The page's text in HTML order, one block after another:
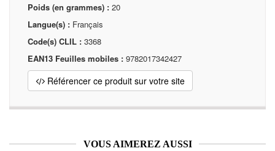
Poids (en grammes) : 20
Langue(s) : Français
Code(s) CLIL : 3368
EAN13 Feuilles mobiles : 9782017342427
Référencer ce produit sur votre site
VOUS AIMEREZ AUSSI